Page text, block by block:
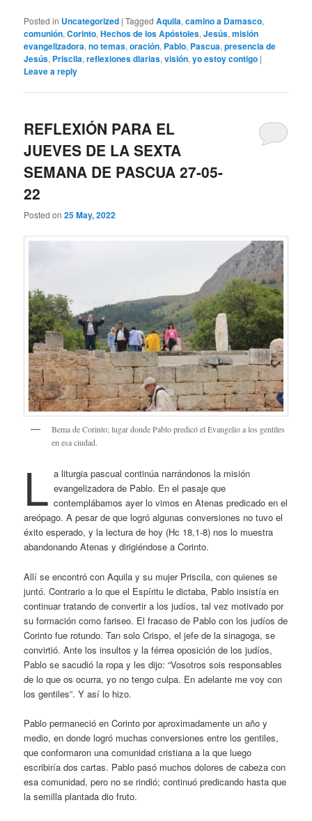
Posted in Uncategorized |Tagged Aquila,camino a Damasco,
comunión,Corinto,Hechos de los Apóstoles,Jesús,misión
evangelizadora,no temas,oración, Pablo, Pascua,presencia de
Jesús, Priscila,reflexiones diarias,visión,yo estoy contigo |
Leave a reply
REFLEXIÓN PARA EL
JUEVES DE LA SEXTA
SEMANA DE PASCUA 27-05-
22
Posted on25 May, 2022
Bema de Corinto; lugar donde Pablo predicó el Evangelio a los gentiles
en esa ciudad.
L a liturgia pascual continúa narrándonos la misión
evangelizadora de Pablo. En el pasaje que
contemplábamos ayer lo vimos en Atenas predicado en el
areópago. A pesar de que logró algunas conversiones no tuvo el
éxito esperado, y la lectura de hoy (Hc 18,1-8) nos lo muestra
abandonando Atenas y dirigiéndose a Corinto.
Allí se encontró con Aquila y su mujer Priscila, con quienes se
juntó. Contrario a lo que el Espíritu le dictaba, Pablo insistía en
continuar tratando de convertir a los judíos, tal vez motivado por
su formación como fariseo. El fracaso de Pablo con los judíos de
Corinto fue rotundo. Tan solo Crispo, el jefe de la sinagoga, se
convirtió. Ante los insultos y la férrea oposición de los judíos,
Pablo se sacudió la ropa y les dijo: “Vosotros sois responsables
de lo que os ocurra, yo no tengo culpa. En adelante me voy con
los gentiles”. Y así lo hizo.
Pablo permaneció en Corinto por aproximadamente un año y
medio, en donde logró muchas conversiones entre los gentiles,
que conformaron una comunidad cristiana a la que luego
escribiría dos cartas. Pablo pasó muchos dolores de cabeza con
esa comunidad, pero no se rindió; continuó predicando hasta que
la semilla plantada dio fruto.